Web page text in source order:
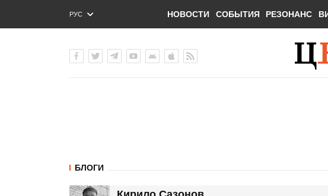
РУС
ENG
НОВОСТИ СОБЫТИЯ РЕЗОНАНС
БЛОГИ